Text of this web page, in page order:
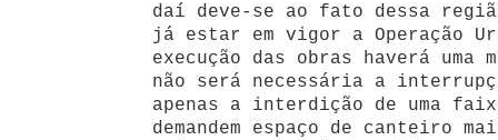
daí deve-se ao fato dessa
já estar em vigor a Operação
execução das obras haverá uma
não será necessária a
apenas a interdição de uma
demandem espaço de canteiro